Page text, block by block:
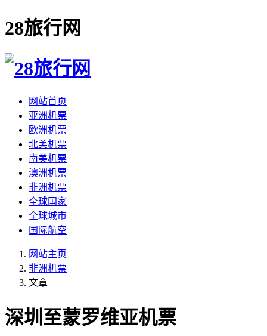
28旅行网
网站首页
亚洲机票
欧洲机票
北美机票
南美机票
澳洲机票
非洲机票
全球国家
全球城市
国际航空
网站主页
非洲机票
文章
深圳至蒙罗维亚机票